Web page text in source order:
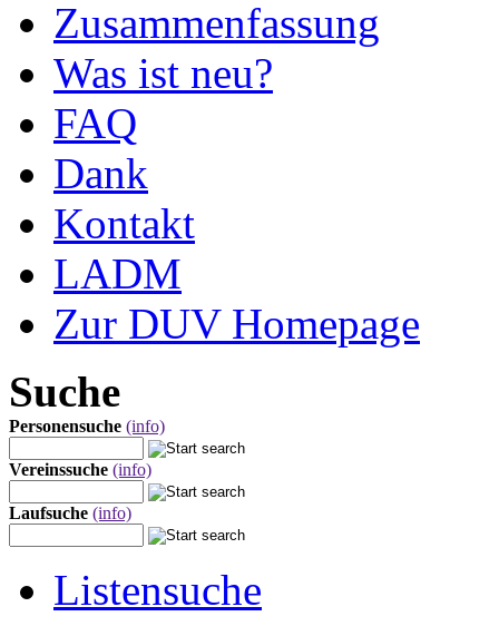
Zusammenfassung
Was ist neu?
FAQ
Dank
Kontakt
LADM
Zur DUV Homepage
Suche
Personensuche (info)
Vereinssuche (info)
Laufsuche (info)
Listensuche